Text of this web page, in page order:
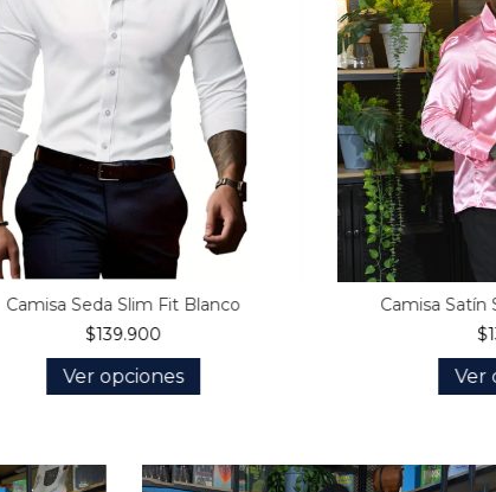
Camisa Seda Slim Fit Blanco
$139.900
Ver opciones
Camisa Satín
Ver